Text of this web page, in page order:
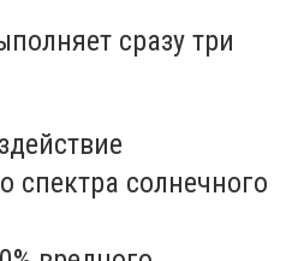
сразу три
спектра солнечного